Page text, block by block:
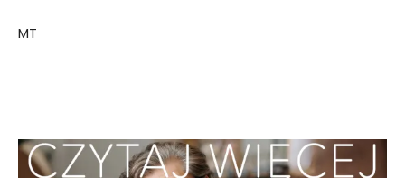
MT